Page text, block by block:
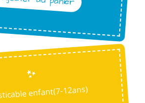
enfant(7-12ans)